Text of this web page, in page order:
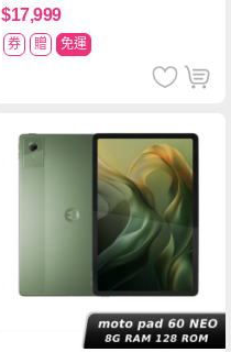
$17,999
券 贈 免運